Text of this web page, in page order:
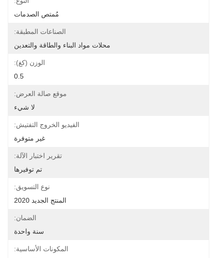
مُمتص الصدمات
الصناعات المطبقة:
محلات مواد البناء والطاقة والتعدين
الوزن (كغ):
0.5
موقع صالة العرض:
لا شيء
الفيديو الخروج التفتيش:
غير متوفرة
تقرير اختبار الآلة:
تم توفيرها
نوع التسويق:
المنتج الجديد 2020
الضمان:
سنة واحدة
المكونات الأساسية: